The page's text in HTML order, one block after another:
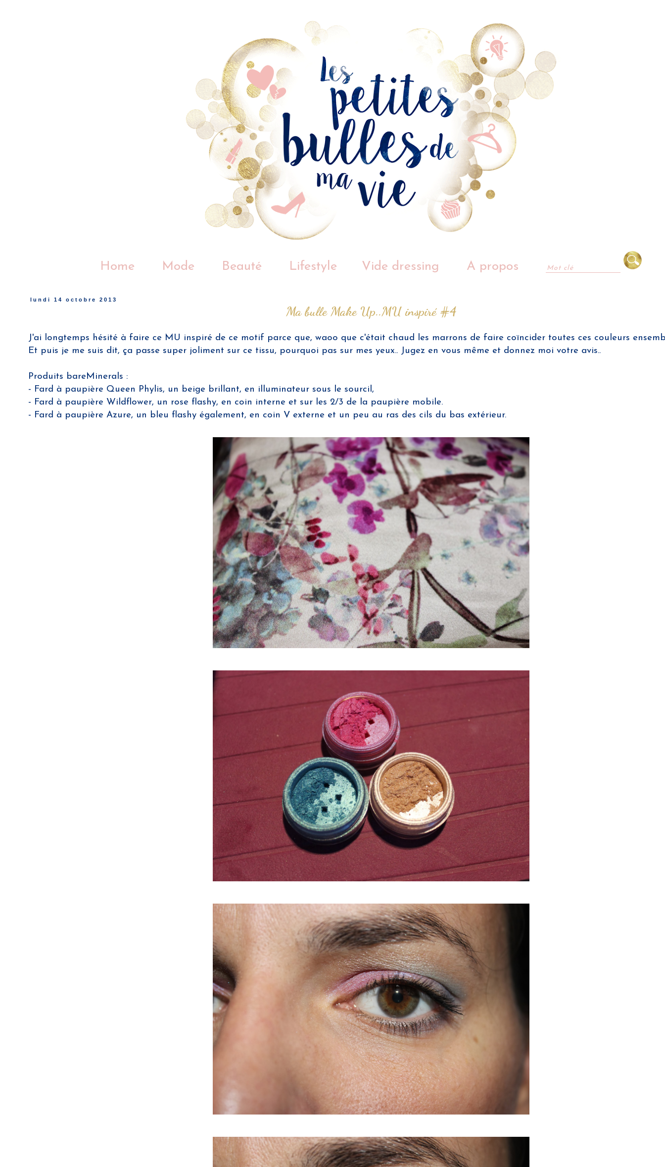
Home Mode Beauté Lifestyle Vide dressing A propos
lundi 14 octobre 2013
Ma bulle Make Up..MU inspiré #4
J'ai longtemps hésité à faire ce MU inspiré de ce motif parce que, waoo que c'était chaud les marrons de faire coïncider toutes ces couleurs
Et puis je me suis dit, ça passe super joliment sur ce tissu, pourquoi pas sur mes yeux.. Jugez en vous même et donnez moi votre avis..
Produits bareMinerals :
- Fard à paupière Queen Phylis, un beige brillant, en illuminateur sous le sourcil,
- Fard à paupière Wildflower, un rose flashy, en coin interne et sur les 2/3 de la paupière mobile.
- Fard à paupière Azure, un bleu flashy également, en coin V externe et un peu au ras des cils du bas extérieur.